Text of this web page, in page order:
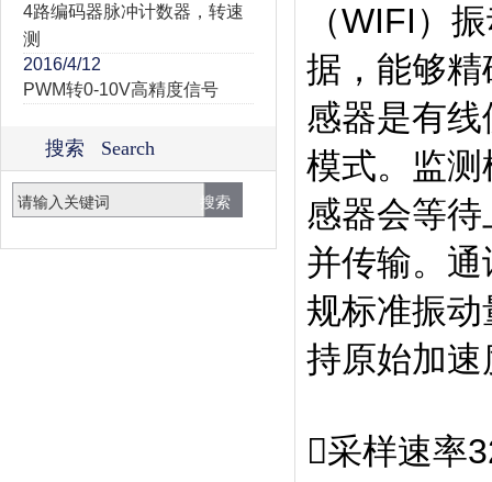
4路编码器脉冲计数器，转速
测
2016/4/12
PWM转0-10V高精度信号
搜索 Search
（WIFI）
据，能够
感器是有
模式。监
感器会等
并传输。
规标准振
持原始加
采样速率